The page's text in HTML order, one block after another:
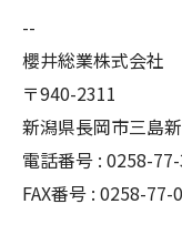
--
櫻井総業株式会社
〒940-2311
新潟県長岡市三島
電話番号 : 0258-
FAX番号 : 0258-77-